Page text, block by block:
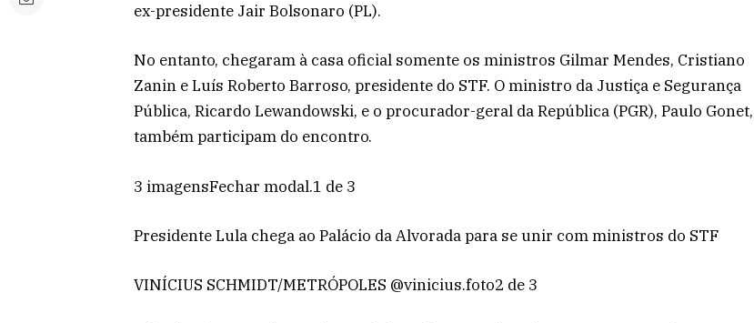
ex-presidente Jair Bolsonaro (PL).
No entanto, chegaram à casa oficial somente os ministros Gilmar Mendes, Cristiano
Zanin e Luís Roberto Barroso, presidente do STF. O ministro da Justiça e Segurança
Pública, Ricardo Lewandowski, e o procurador-geral da República (PGR), Paulo Gonet,
também participam do encontro.
3 imagensFechar modal.1 de 3
Presidente Lula chega ao Palácio da Alvorada para se unir com ministros do STF
VINÍCIUS SCHMIDT/METRÓPOLES @vinicius.foto2 de 3